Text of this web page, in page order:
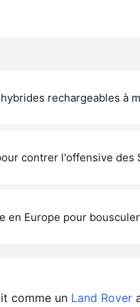
rechargeables à
contrer l'offensive des
en Europe pour
comme un Land Rover